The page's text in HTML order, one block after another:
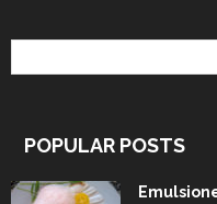
POPULAR POSTS